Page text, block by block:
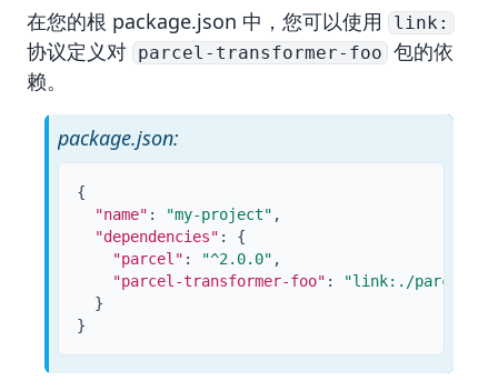
在您的根 package.json 中，您可以使用 link:
协议定义对 parcel-transformer-foo 包的依
赖。
package.json:
{
"name" : "my-project" ,
"dependencies" :
{
"parcel" : "^2.0.0" ,
"parcel-transformer-foo" :
"link:./parcel-
}
}